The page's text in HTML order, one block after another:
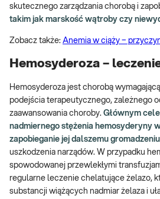
skutecznego zarządzania chorobą i
takim jak marskość wątroby czy
Zobacz także: Anemia w ciąży −
Hemosyderoza –
Hemosyderoza jest chorobą
podejścia terapeutycznego, zależnego
zaawansowania choroby. Głównym
nadmiernego stężenia hemosyderyny
zapobieganie jej dalszemu
uszkodzenia narządów. W przypadku
spowodowanej przewlekłymi
regularne leczenie chelatujące żelazo,
substancji wiążących nadmiar żelaza i